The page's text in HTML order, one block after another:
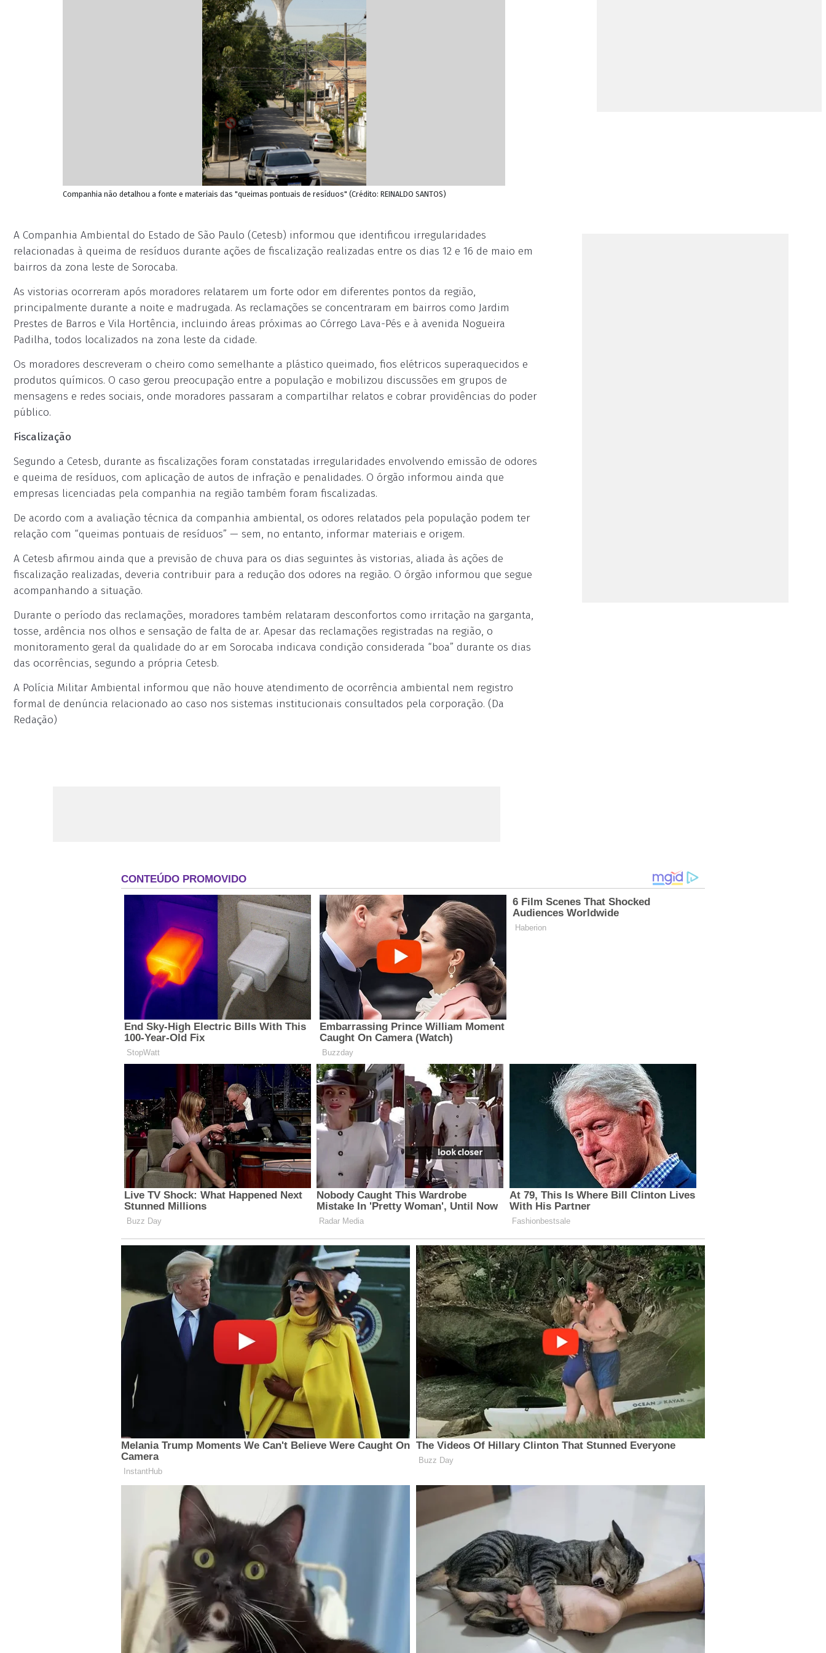
Companhia não detalhou a fonte e materiais das "queimas pontuais de resíduos" (Crédito: REINALDO SANTOS)
A Companhia Ambiental do Estado de São Paulo (Cetesb) informou que identificou irregularidades
relacionadas à queima de resíduos durante ações de fiscalização realizadas entre os dias 12 e 16 de maio em
bairros da zona leste de Sorocaba.
As vistorias ocorreram após moradores relatarem um forte odor em diferentes pontos da região,
principalmente durante a noite e madrugada. As reclamações se concentraram em bairros como Jardim
Prestes de Barros e Vila Hortência, incluindo áreas próximas ao Córrego Lava-Pés e à avenida Nogueira
Padilha, todos localizados na zona leste da cidade.
Os moradores descreveram o cheiro como semelhante a plástico queimado, fios elétricos superaquecidos e
produtos químicos. O caso gerou preocupação entre a população e mobilizou discussões em grupos de
mensagens e redes sociais, onde moradores passaram a compartilhar relatos e cobrar providências do poder
público.
Fiscalização
Segundo a Cetesb, durante as fiscalizações foram constatadas irregularidades envolvendo emissão de odores
e queima de resíduos, com aplicação de autos de infração e penalidades. O órgão informou ainda que
empresas licenciadas pela companhia na região também foram fiscalizadas.
De acordo com a avaliação técnica da companhia ambiental, os odores relatados pela população podem ter
relação com “queimas pontuais de resíduos” — sem, no entanto, informar materiais e origem.
A Cetesb afirmou ainda que a previsão de chuva para os dias seguintes às vistorias, aliada às ações de
fiscalização realizadas, deveria contribuir para a redução dos odores na região. O órgão informou que segue
acompanhando a situação.
Durante o período das reclamações, moradores também relataram desconfortos como irritação na garganta,
tosse, ardência nos olhos e sensação de falta de ar. Apesar das reclamações registradas na região, o
monitoramento geral da qualidade do ar em Sorocaba indicava condição considerada “boa” durante os dias
das ocorrências, segundo a própria Cetesb.
A Polícia Militar Ambiental informou que não houve atendimento de ocorrência ambiental nem registro
formal de denúncia relacionado ao caso nos sistemas institucionais consultados pela corporação. (Da
Redação)